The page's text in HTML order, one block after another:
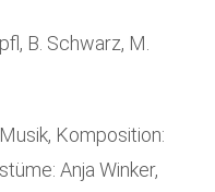
B. Schwarz, M.
Komposition:
Anja Winker,